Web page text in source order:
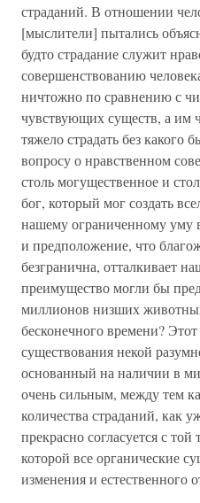
страданий. В отношении
[мыслители] пытались
будто страдание служит
совершенствованию
ничтожно по сравнению с
чувствующих существ, а им
тяжело страдать без
вопросу о нравственном
столь могущественное и
бог, который мог создать
нашему ограниченному
и предположение, что
безгранична, отталкивает
преимущество могли бы
миллионов низших
бесконечного времени?
существования некой
основанный на наличии в
очень сильным, между тем
количества страданий, как
прекрасно согласуется с той
которой все органические
изменения и естественного